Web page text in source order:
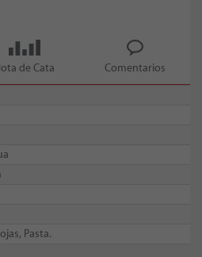
de Cata Comentarios
Pasta.